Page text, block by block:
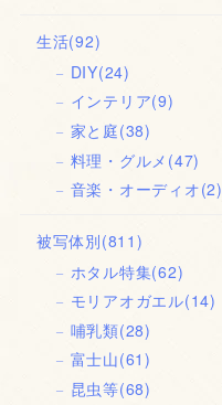
生活(92)
DIY(24)
インテリア(9)
家と庭(38)
料理・グルメ (47)
音楽・オーディオ(2)
被写体別(811)
ホタル特集(62)
モリアオガエル(14)
哺乳類(28)
富士山(61)
昆虫等(68)